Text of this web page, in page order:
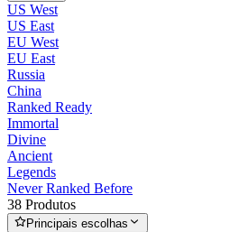
US West
US East
EU West
EU East
Russia
China
Ranked Ready
Immortal
Divine
Ancient
Legends
Never Ranked Before
38 Produtos
Principais escolhas